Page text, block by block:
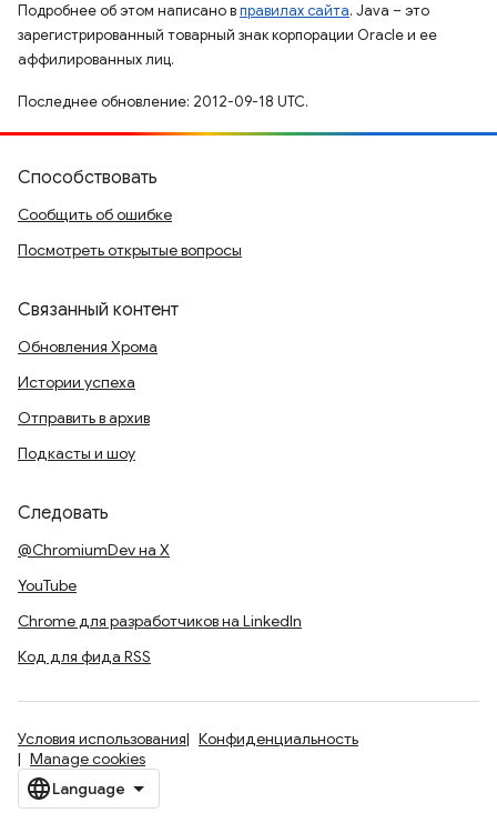
Подробнее об этом написано вправилах сайта. Java – это
зарегистрированный товарный знак корпорации Oracle и ее
аффилированных лиц.
Последнее обновление: 2012-09-18 UTC.
Способствовать
Сообщить об ошибке
Посмотреть открытые вопросы
Связанный контент
Обновления Хрома
Истории успеха
Отправить в архив
Подкасты и шоу
Следовать
@ChromiumDev на X
YouTube
Chrome для разработчиков на LinkedIn
Код для фида RSS
Условия использования
Конфиденциальность
Manage cookies